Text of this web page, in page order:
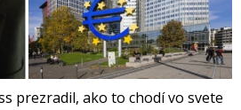
prezradil, ako to chodí vo svete